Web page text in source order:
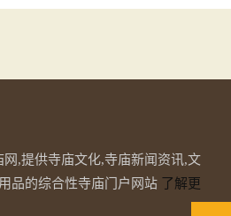
,提供寺庙文化,寺庙新闻资讯,文
品的综合性寺庙门户网站
了解更